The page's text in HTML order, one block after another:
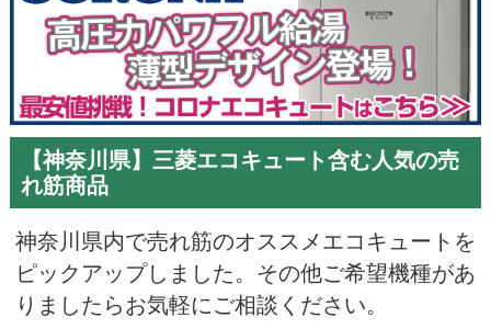
【神奈川県】三菱エコキュート含む人気の売
れ筋商品
神奈川県内で売れ筋のオススメエコキュートを
ピックアップしました。その他ご希望機種があ
りましたらお気軽にご相談ください。